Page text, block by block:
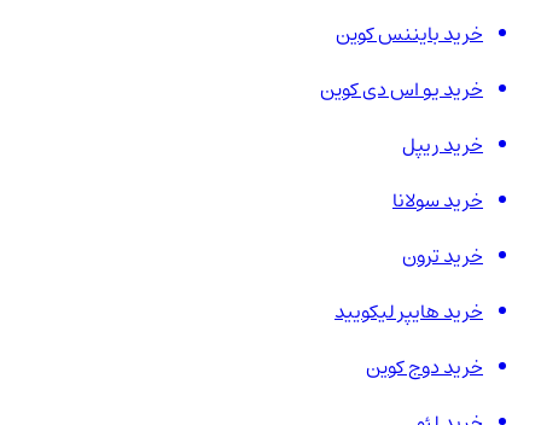
خرید بایننس کوین
خرید یو اس دی کوین
خرید ریپل
خرید سولانا
خرید ترون
خرید هایپر لیکویید
خرید دوج کوین